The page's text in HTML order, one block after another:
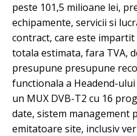
peste 101,5 milioane lei,
echipamente, servicii si
contract, care este
totala estimata, fara TVA,
presupune presupune
functionala a Headend-
un MUX DVB-T2 cu 16
date, sistem management
emitatoare site, inclusiv